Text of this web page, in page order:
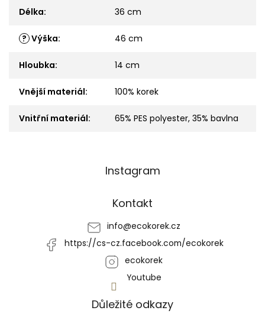
Délka: 36 cm
? Výška: 46 cm
Hloubka: 14 cm
Vnější materiál: 100% korek
Vnitřní materiál: 65% PES polyester, 35% bavlna
Instagram
Kontakt
info@ecokorek.cz
https://cs-cz.facebook.com/ecokorek
ecokorek
Youtube
Důležité odkazy